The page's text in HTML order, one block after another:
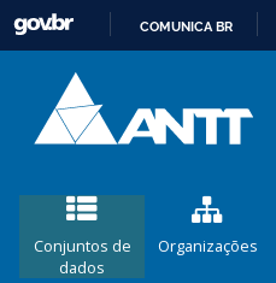
COMUNICA BR
Conjuntos de
dados
Organizações